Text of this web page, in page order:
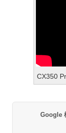
CX350
Google